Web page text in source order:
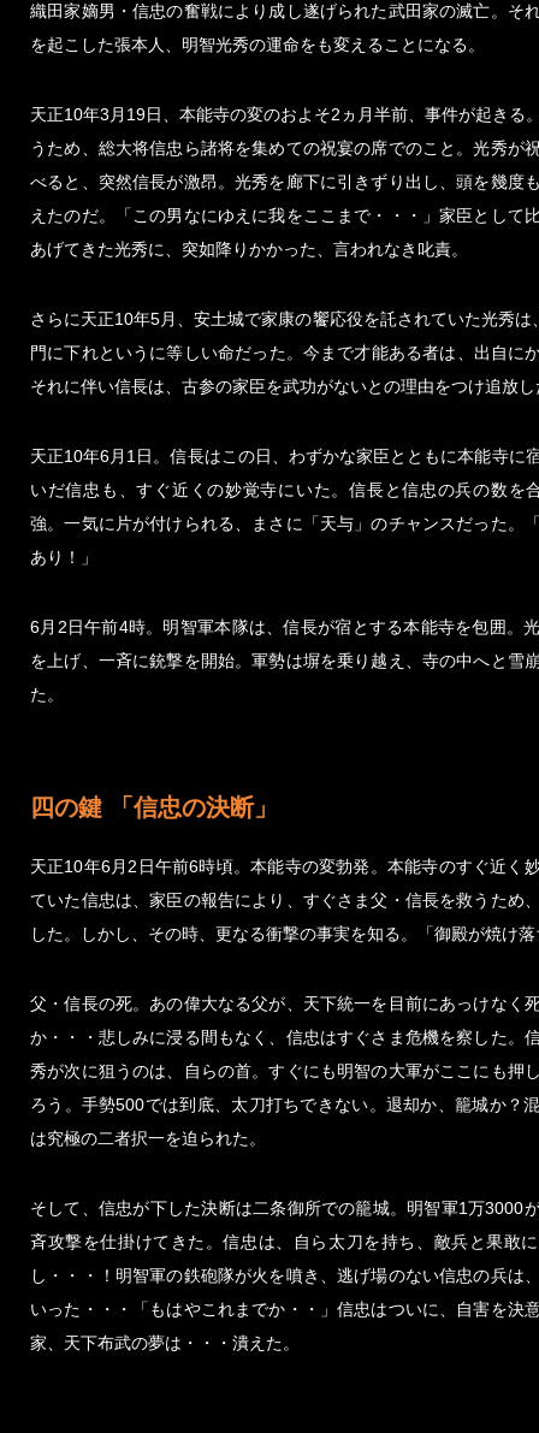
織田家嫡男・信忠の奮戦により成し遂げられた武田家の滅亡。そ
を起こした張本人、明智光秀の運命をも変えることになる。
天正10年3月19日、本能寺の変のおよそ2ヵ月半前、事件が起きる
うため、総大将信忠ら諸将を集めての祝宴の席でのこと。光秀が
べると、突然信長が激昂。光秀を廊下に引きずり出し、頭を幾度
えたのだ。「この男なにゆえに我をここまで・・・」家臣として
あげてきた光秀に、突如降りかかった、言われなき叱責。
さらに天正10年5月、安土城で家康の饗応役を託されていた光秀
門に下れというに等しい命だった。今まで才能ある者は、出自
それに伴い信長は、古参の家臣を武功がないとの理由をつけ追放
天正10年6月1日。信長はこの日、わずかな家臣とともに本能寺に
いだ信忠も、すぐ近くの妙覚寺にいた。信長と信忠の兵の数を
強。一気に片が付けられる、まさに「天与」のチャンスだった。
あり！」
6月2日午前4時。明智軍本隊は、信長が宿とする本能寺を包囲。
を上げ、一斉に銃撃を開始。軍勢は塀を乗り越え、寺の中へと雪
た。
四の鍵 「信忠の決断」
天正10年6月2日午前6時頃。本能寺の変勃発。本能寺のすぐ近く
ていた信忠は、家臣の報告により、すぐさま父・信長を救うため
した。しかし、その時、更なる衝撃の事実を知る。「御殿が焼け
父・信長の死。あの偉大なる父が、天下統一を目前にあっけなく
か・・・悲しみに浸る間もなく、信忠はすぐさま危機を察した。
秀が次に狙うのは、自らの首。すぐにも明智の大軍がここにも押
ろう。手勢500では到底、太刀打ちできない。退却か、籠城か？
は究極の二者択一を迫られた。
そして、信忠が下した決断は二条御所での籠城。明智軍1万3000
斉攻撃を仕掛けてきた。信忠は、自ら太刀を持ち、敵兵と果敢
し・・・！明智軍の鉄砲隊が火を噴き、逃げ場のない信忠の兵は
いった・・・「もはやこれまでか・・」信忠はついに、自害を決
家、天下布武の夢は・・・潰えた。